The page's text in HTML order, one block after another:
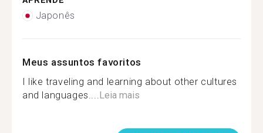
Japonês
Meus assuntos favoritos
I like traveling and learning about other cultures
and languages....Leia mais